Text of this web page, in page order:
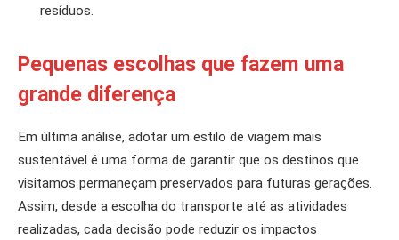
resíduos.
Pequenas escolhas que fazem uma
grande diferença
Em última análise, adotar um estilo de viagem mais
sustentável é uma forma de garantir que os destinos que
visitamos permaneçam preservados para futuras gerações.
Assim, desde a escolha do transporte até as atividades
realizadas, cada decisão pode reduzir os impactos